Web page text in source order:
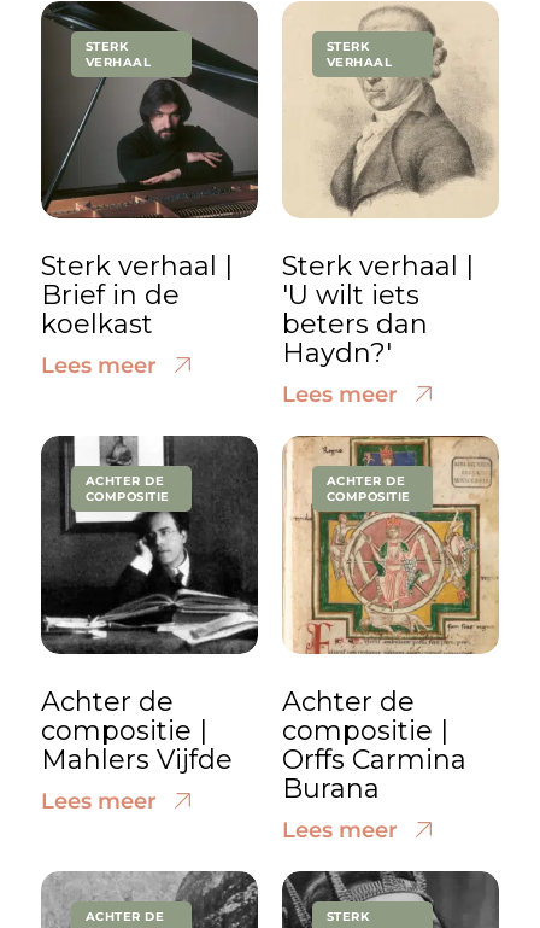
STERK
VERHAAL
Sterk verhaal |
Brief in de
koelkast
Lees meer
STERK
VERHAAL
Sterk verhaal |
'U wilt iets
beters dan
Haydn?'
Lees meer
ACHTER DE
COMPOSITIE
Achter de
compositie |
Mahlers Vijfde
Lees meer
ACHTER DE
COMPOSITIE
Achter de
compositie |
Orffs Carmina
Burana
Lees meer
ACHTER DE
STERK